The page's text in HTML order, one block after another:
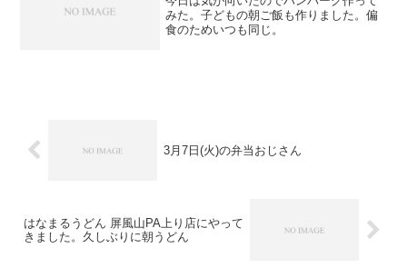
みた。子どもの朝ご飯も作りました。偏
食のためいつも同じ。
3月7日(火)の弁当おじさん
はなまるうどん 屏風山PA上り店にやって
きました。久しぶりに朝うどん